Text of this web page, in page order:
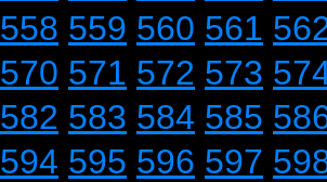
558 559 560 561
570 571 572 573
582 583 584 585
594 595 596 597